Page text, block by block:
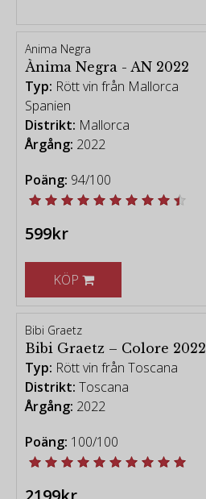
Anima Negra
Ànima Negra - AN 2022
Typ: Rött vin från Mallorca
Spanien
Distrikt: Mallorca
Årgång: 2022
Poäng: 94/100
599kr
KÖP
Bibi Graetz
Bibi Graetz – Colore 2022
Typ: Rött vin från Toscana
Distrikt: Toscana
Årgång: 2022
Poäng: 100/100